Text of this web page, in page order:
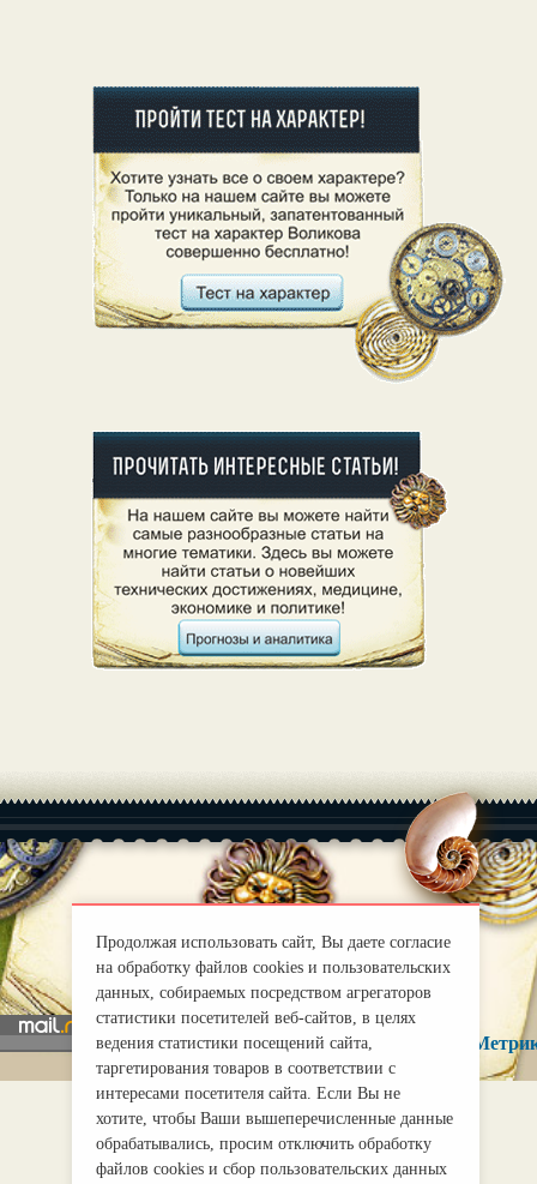
О нас
mirprognoz@mail.ru
Продолжая использовать сайт, Вы даете согласие
на обработку файлов cookies и пользовательских
данных, собираемых посредством агрегаторов
статистики посетителей веб-сайтов, в целях
ведения статистики посещений сайта,
таргетирования товаров в соответствии с
интересами посетителя сайта. Если Вы не
хотите, чтобы Ваши вышеперечисленные данные
обрабатывались, просим отключить обработку
файлов cookies и сбор пользовательских данных